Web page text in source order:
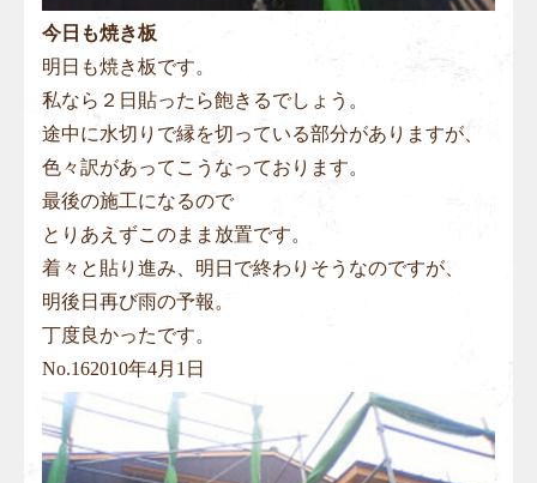
今日も焼き板
明日も焼き板です。
私なら２日貼ったら飽きるでしょう。
途中に水切りで縁を切っている部分がありますが、
色々訳があってこうなっております。
最後の施工になるので
とりあえずこのまま放置です。
着々と貼り進み、明日で終わりそうなのですが、
明後日再び雨の予報。
丁度良かったです。
No.162010年4月1日